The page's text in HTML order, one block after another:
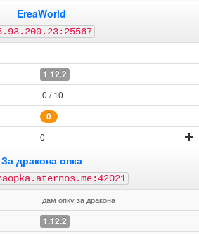
EreaWorld
1.12.2
0 / 10
0
0
За дракона опка
дам опку за дракона
1.12.2